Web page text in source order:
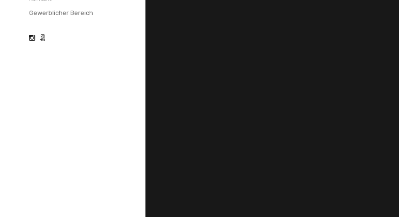
Gewerblicher Bereich